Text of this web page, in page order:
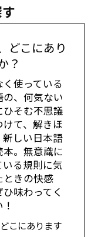
どこにあり
？
く使っている
の、何気ない
ひそむ不思議
けて、解きほ
新しい日本語
本。無意識に
いる規則に気
ときの快感
味わってく
こにあります